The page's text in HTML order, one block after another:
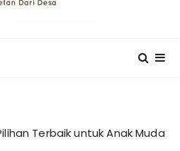
Terbaik untuk Anak Muda